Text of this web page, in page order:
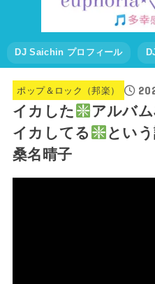
DJ Saichin プロフィール
ポップ＆ロック（邦楽）
イカした
アルバ
イカしてる
とい
桑名晴子